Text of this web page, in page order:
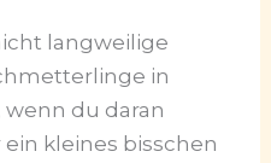
langweilige
in
du daran
kleines bisschen